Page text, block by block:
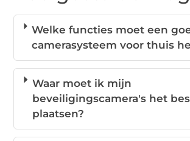
Welke functies moet een
camerasysteem voor thuis
Waar moet ik mijn
beveiligingscamera's het
plaatsen?